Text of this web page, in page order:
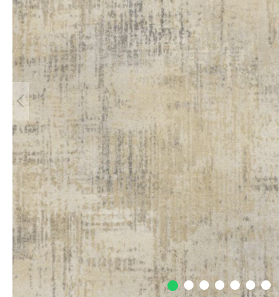
Zur Kategorie Teppich Maße
Teppich Rot Teppich
Zur Kategorie Teppich Farben
Zur Kategorie Teppich Sorten